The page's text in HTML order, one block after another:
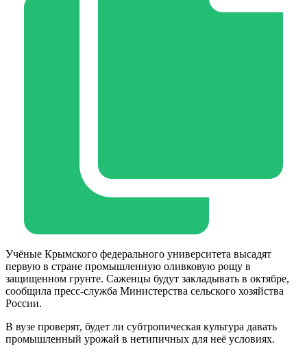
Учёные Крымского федерального университета высадят
первую в стране промышленную оливковую рощу в
защищенном грунте. Саженцы будут закладывать в октябре,
сообщила пресс-служба Министерства сельского хозяйства
России.
В вузе проверят, будет ли субтропическая культура давать
промышленный урожай в нетипичных для неё условиях.